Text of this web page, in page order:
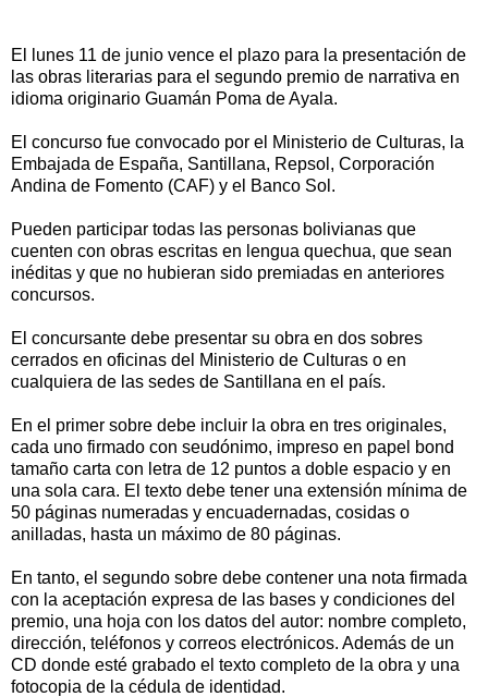
El lunes 11 de junio vence el plazo para la presentación de
las obras literarias para el segundo premio de narrativa en
idioma originario Guamán Poma de Ayala.
El concurso fue convocado por el Ministerio de Culturas, la
Embajada de España, Santillana, Repsol, Corporación
Andina de Fomento (CAF) y el Banco Sol.
Pueden participar todas las personas bolivianas que
cuenten con obras escritas en lengua quechua, que sean
inéditas y que no hubieran sido premiadas en anteriores
concursos.
El concursante debe presentar su obra en dos sobres
cerrados en oficinas del Ministerio de Culturas o en
cualquiera de las sedes de Santillana en el país.
En el primer sobre debe incluir la obra en tres originales,
cada uno firmado con seudónimo, impreso en papel bond
tamaño carta con letra de 12 puntos a doble espacio y en
una sola cara. El texto debe tener una extensión mínima de
50 páginas numeradas y encuadernadas, cosidas o
anilladas, hasta un máximo de 80 páginas.
En tanto, el segundo sobre debe contener una nota firmada
con la aceptación expresa de las bases y condiciones del
premio, una hoja con los datos del autor: nombre completo,
dirección, teléfonos y correos electrónicos. Además de un
CD donde esté grabado el texto completo de la obra y una
fotocopia de la cédula de identidad.